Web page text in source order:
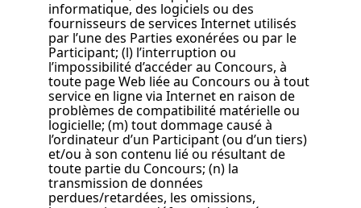
informatique, des logiciels ou des
fournisseurs de services Internet utilisés
par l’une des Parties exonérées ou par le
Participant; (l) l’interruption ou
l’impossibilité d’accéder au Concours, à
toute page Web liée au Concours ou à tout
service en ligne via Internet en raison de
problèmes de compatibilité matérielle ou
logicielle; (m) tout dommage causé à
l’ordinateur d’un Participant (ou d’un tiers)
et/ou à son contenu lié ou résultant de
toute partie du Concours; (n) la
transmission de données
perdues/retardées, les omissions,